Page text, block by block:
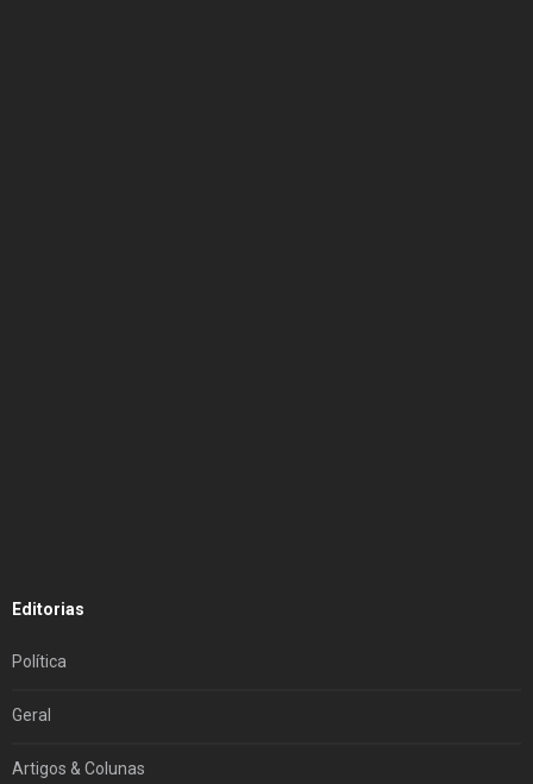
Editorias
Política
Geral
Artigos & Colunas